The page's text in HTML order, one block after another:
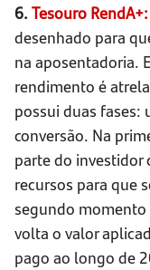
6. Tesouro RendA+:
desenhado para
na aposentadoria.
rendimento é
possui duas fases:
conversão. Na
parte do investidor
recursos para que
segundo momento
volta o valor
pago ao longo de